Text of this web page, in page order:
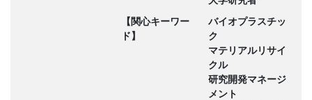
【関心キーワー
ド】
バイオプラスチッ
ク
マテリアルリサイ
クル
研究開発マネージ
メント